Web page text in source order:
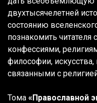
двухтысячелетней
состоянию
познакомить читателя
конфессиями,
философии, искусства,
связанными с
Тома «Православной